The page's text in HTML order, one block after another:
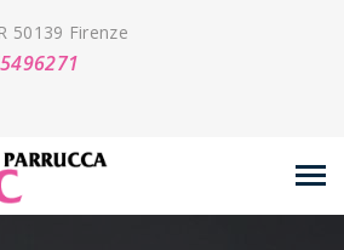
50139 Firenze